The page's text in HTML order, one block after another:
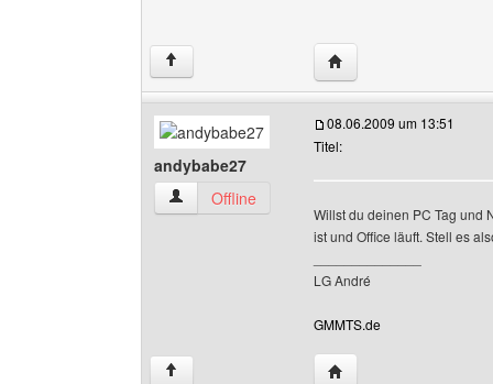
↑ Website dieses
andybabe27
andybabe27 Benutzer-Profile anzeigen
Offline
08.06.2009 um 13:51
Titel:
Willst du deinen PC Tag und
ist und Office läuft. Stell es
LG André
GMMTS.de
↑ Website dieses